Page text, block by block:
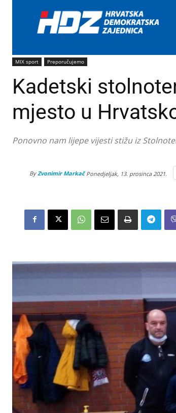
MIX sport Preporučujemo
Kadetski
mjesto u
Ponovno nam lijepe vijesti stižu iz
By Zvonimir Markač Ponedjeljak, 13. prosinca 2021.